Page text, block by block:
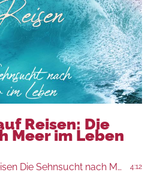
Reisen: Die
Meer im Leben
Tausend Tage auf Reisen Die Sehnsucht nach Meer im Leben 4:12